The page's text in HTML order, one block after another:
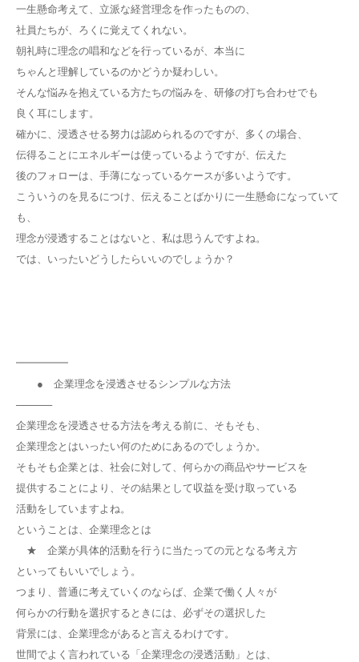
一生懸命考えて、立派な経営理念を作ったものの、
社員たちが、ろくに覚えてくれない。
朝礼時に理念の唱和などを行っているが、本当に
ちゃんと理解しているのかどうか疑わしい。
そんな悩みを抱えている方たちの悩みを、研修の打ち合わせでも
良く耳にします。
確かに、浸透させる努力は認められるのですが、多くの場合、
伝得ることにエネルギーは使っているようですが、伝えた
後のフォローは、手薄になっているケースが多いようです。
こういうのを見るにつけ、伝えることばかりに一生懸命になっていて
も、
理念が浸透することはないと、私は思うんですよね。
では、いったいどうしたらいいのでしょうか？
━━━━━
● 企業理念を浸透させるシンプルな方法
─────
企業理念を浸透させる方法を考える前に、そもそも、
企業理念とはいったい何のためにあるのでしょうか。
そもそも企業とは、社会に対して、何らかの商品やサービスを
提供することにより、その結果として収益を受け取っている
活動をしていますよね。
ということは、企業理念とは
★ 企業が具体的活動を行うに当たっての元となる考え方
といってもいいでしょう。
つまり、普通に考えていくのならば、企業で働く人々が
何らかの行動を選択するときには、必ずその選択した
背景には、企業理念があると言えるわけです。
世間でよく言われている「企業理念の浸透活動」とは、